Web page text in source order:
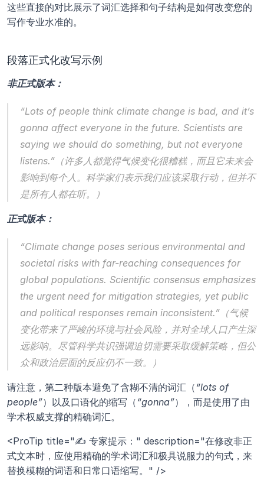
这些直接的对比展示了词汇选择和句子结构是如何改变您的
写作专业水准的。
段落正式化改写示例
非正式版本：
“Lots of people think climate change is bad, and it’s
gonna affect everyone in the future. Scientists are
saying we should do something, but not everyone
listens.”（许多人都觉得气候变化很糟糕，而且它未来会
影响到每个人。科学家们表示我们应该采取行动，但并不
是所有人都在听。）
正式版本：
“Climate change poses serious environmental and
societal risks with far-reaching consequences for
global populations. Scientific consensus emphasizes
the urgent need for mitigation strategies, yet public
and political responses remain inconsistent.”（气候
变化带来了严峻的环境与社会风险，并对全球人口产生深
远影响。尽管科学共识强调迫切需要采取缓解策略，但公
众和政治层面的反应仍不一致。）
请注意，第二种版本避免了含糊不清的词汇（ “lots of
people”）以及口语化的缩写（ “gonna”），而是使用了由
学术权威支撑的精确词汇。
<ProTip title="✍️ 专家提示：" description="在修改非正
式文本时，应使用精确的学术词汇和极具说服力的句式，来
替换模糊的词语和日常口语缩写。" />